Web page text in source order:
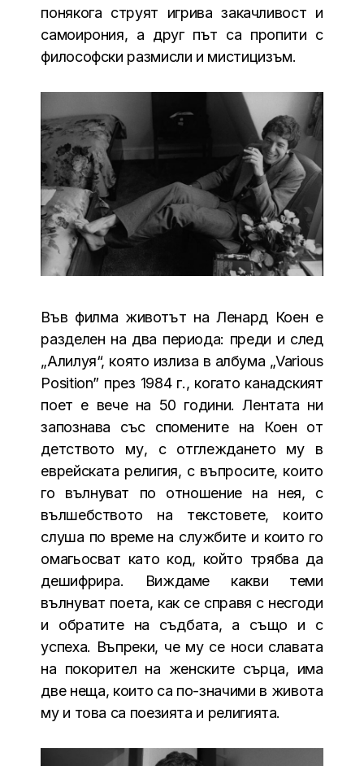
понякога струят игрива закачливост и
самоирония, а друг път са пропити с
философски размисли и мистицизъм.
Във филма животът на Ленард Коен е
разделен на два периода: преди и след
„Алилуя“, която излиза в албума „Various
Position” през 1984 г., когато канадският
поет е вече на 50 години. Лентата ни
запознава със спомените на Коен от
детството му, с отглеждането му в
еврейската религия, с въпросите, които
го вълнуват по отношение на нея, с
вълшебството на текстовете, които
слуша по време на службите и които го
омагьосват като код, който трябва да
дешифрира. Виждаме какви теми
вълнуват поета, как се справя с несгоди
и обратите на съдбата, а също и с
успеха. Въпреки, че му се носи славата
на покорител на женските сърца, има
две неща, които са по-значими в живота
му и това са поезията и религията.